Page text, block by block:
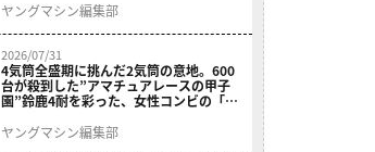
ヤングマシン編集部
2026/07/31
4気筒全盛期に挑んだ2気筒の意地。600
台が殺到した”アマチュアレースの甲子
園”鈴鹿4耐を彩った、女性コンビの「ス
ヤングマシン編集部